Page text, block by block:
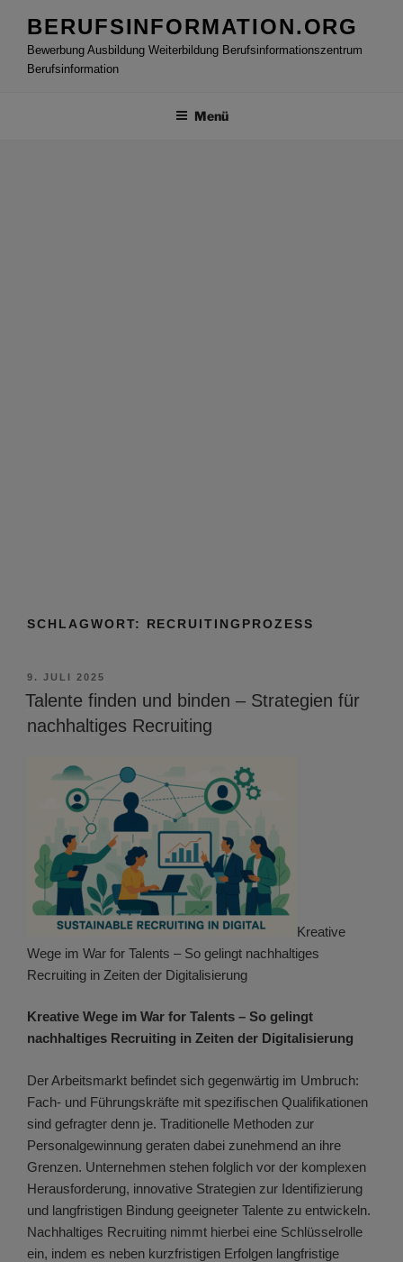
Inhalt
springen
BERUFSINFORMATION.ORG
Bewerbung Ausbildung Weiterbildung Berufsinformationszentrum
Berufsinformation
Menü
SCHLAGWORT: RECRUITINGPROZESS
VERÖFFENTLICHT
AM
9. JULI 2025
Talente finden und binden – Strategien für
nachhaltiges Recruiting
Kreative
Wege im War for Talents – So gelingt nachhaltiges
Recruiting in Zeiten der Digitalisierung
Kreative Wege im War for Talents – So gelingt
nachhaltiges Recruiting in Zeiten der Digitalisierung
Der Arbeitsmarkt befindet sich gegenwärtig im Umbruch:
Fach- und Führungskräfte mit spezifischen Qualifikationen
sind gefragter denn je. Traditionelle Methoden zur
Personalgewinnung geraten dabei zunehmend an ihre
Grenzen. Unternehmen stehen folglich vor der komplexen
Herausforderung, innovative Strategien zur Identifizierung
und langfristigen Bindung geeigneter Talente zu entwickeln.
Nachhaltiges Recruiting nimmt hierbei eine Schlüsselrolle
ein, indem es neben kurzfristigen Erfolgen langfristige